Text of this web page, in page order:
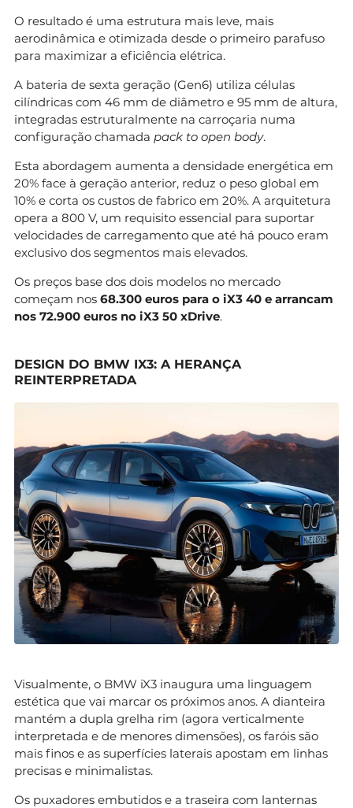
O resultado é uma estrutura mais leve, mais
aerodinâmica e otimizada desde o primeiro parafuso
para maximizar a eficiência elétrica.
A bateria de sexta geração (Gen6) utiliza células
cilíndricas com 46 mm de diâmetro e 95 mm de altura,
integradas estruturalmente na carroçaria numa
configuração chamada pack to open body.
Esta abordagem aumenta a densidade energética em
20% face à geração anterior, reduz o peso global em
10% e corta os custos de fabrico em 20%. A arquitetura
opera a 800 V, um requisito essencial para suportar
velocidades de carregamento que até há pouco eram
exclusivo dos segmentos mais elevados.
Os preços base dos dois modelos no mercado
começam nos 68.300 euros para o iX3 40 e arrancam
nos 72.900 euros no iX3 50 xDrive.
DESIGN DO BMW IX3: A HERANÇA
REINTERPRETADA
Visualmente, o BMW iX3 inaugura uma linguagem
estética que vai marcar os próximos anos. A dianteira
mantém a dupla grelha rim (agora verticalmente
interpretada e de menores dimensões), os faróis são
mais finos e as superfícies laterais apostam em linhas
precisas e minimalistas.
Os puxadores embutidos e a traseira com lanternas